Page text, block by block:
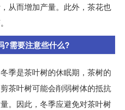
从而增加产量。此外，茶花也
?需要注意些什么?
季是茶叶树的休眠期，茶树的
茶叶树可能会削弱树体的抵抗
。因此，冬季应避免对茶叶树